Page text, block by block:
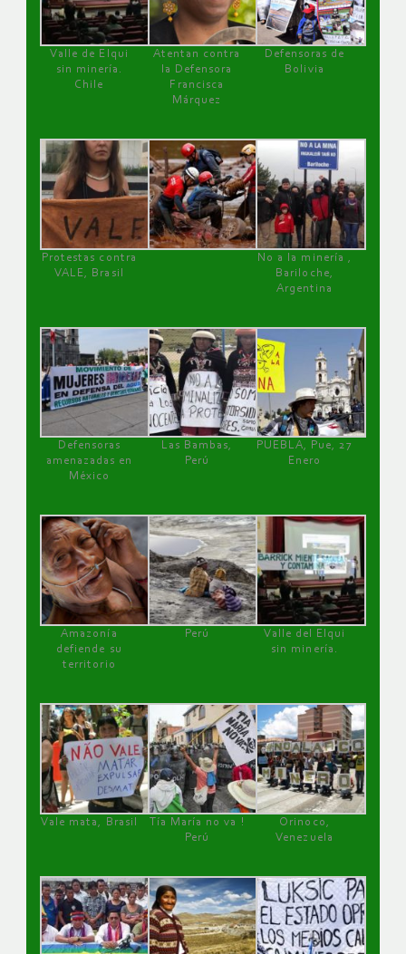
Valle de Elqui
sin minería.
Chile
Atentan contra
la Defensora
Francisca
Márquez
Defensoras de
Bolivia
Protestas contra
VALE, Brasil
No a la minería ,
Bariloche,
Argentina
Defensoras
amenazadas en
México
Las Bambas,
Perú
PUEBLA, Pue, 27
Enero
Amazonía
defiende su
territorio
Perú
Valle del Elqui
sin minería.
Vale mata, Brasil
Tía María no va !
Perú
Orinoco,
Venezuela